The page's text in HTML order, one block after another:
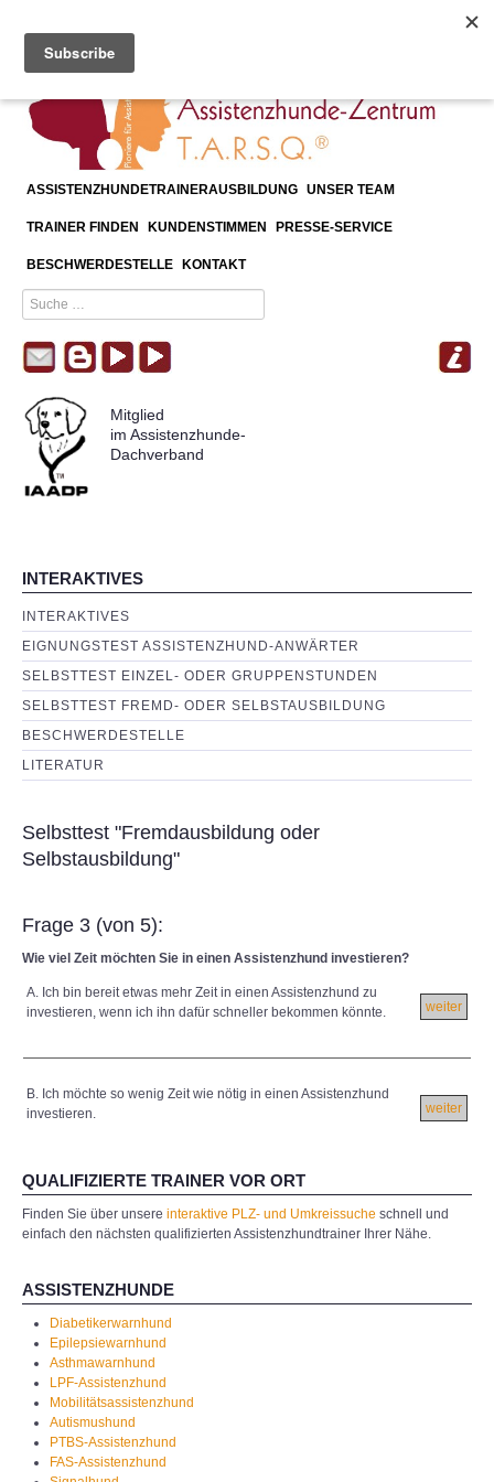
ASSISTENZHUNDETRAINERAUSBILDUNG UNSER TEAM
TRAINER FINDEN KUNDENSTIMMEN PRESSE-SERVICE
BESCHWERDESTELLE KONTAKT
Mitglied
im Assistenzhunde-
Dachverband
INTERAKTIVES
INTERAKTIVES
EIGNUNGSTEST ASSISTENZHUND-ANWÄRTER
SELBSTTEST EINZEL- ODER GRUPPENSTUNDEN
SELBSTTEST FREMD- ODER SELBSTAUSBILDUNG
BESCHWERDESTELLE
LITERATUR
Selbsttest "Fremdausbildung oder
Selbstausbildung"
Frage 3 (von 5):
Wie viel Zeit möchten Sie in einen Assistenzhund investieren?
A. Ich bin bereit etwas mehr Zeit in einen Assistenzhund zu
investieren, wenn ich ihn dafür schneller bekommen könnte.
weiter
B. Ich möchte so wenig Zeit wie nötig in einen Assistenzhund
investieren.
weiter
QUALIFIZIERTE TRAINER VOR ORT
Finden Sie über unsere interaktive PLZ- und Umkreissuche schnell und
einfach den nächsten qualifizierten Assistenzhundtrainer Ihrer Nähe.
ASSISTENZHUNDE
Diabetikerwarnhund
Epilepsiewarnhund
Asthmawarnhund
LPF-Assistenzhund
Mobilitätsassistenzhund
Autismushund
PTBS-Assistenzhund
FAS-Assistenzhund
≡